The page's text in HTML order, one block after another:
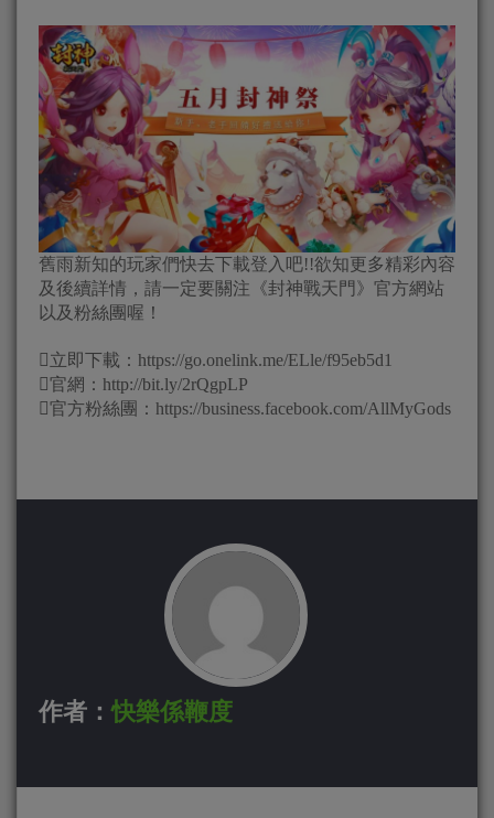
舊雨新知的玩家們快去下載登入吧!!欲知更多精彩內容
及後續詳情，請一定要關注《封神戰天門》官方網站
以及粉絲團喔！
立即下載：https://go.onelink.me/ELle/f95eb5d1
官網：http://bit.ly/2rQgpLP
官方粉絲團：https://business.facebook.com/AllMyGods
作者：快樂係鞭度